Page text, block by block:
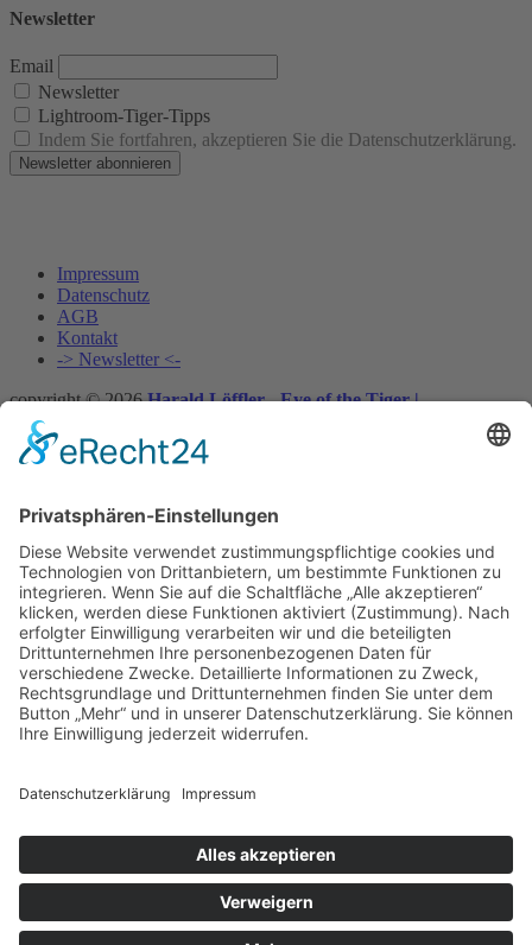
Newsletter
Email
Newsletter
Lightroom-Tiger-Tipps
Indem Sie fortfahren, akzeptieren Sie die Datenschutzerklärung.
Impressum
Datenschutz
AGB
Kontakt
-> Newsletter <-
copyright © 2026Harald Löffler - Eye of the Tiger |
Realisierung:
Vertrag widerrufen